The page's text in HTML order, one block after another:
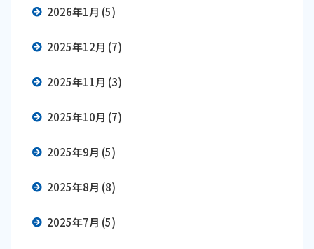
2026年1月 (5)
2025年12月 (7)
2025年11月 (3)
2025年10月 (7)
2025年9月 (5)
2025年8月 (8)
2025年7月 (5)